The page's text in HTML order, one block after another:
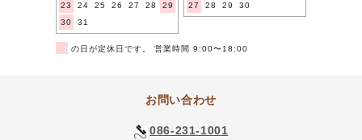
23
24 25 26 27 28
29
30
31
27
28 29 30
の日が定休日です。 営業時間 9:00〜18:00
お問い合わせ
086-231-1001